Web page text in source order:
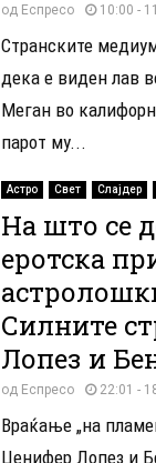
од Еспресо 10:00 -
Странските
дека е виден лав
Меган во
парот му...
Астро Свет Слајдер
На што се
еротска
Силните
Лопез и
од Еспресо 22:01 -
Враќање „на
Џенифер Лопез и